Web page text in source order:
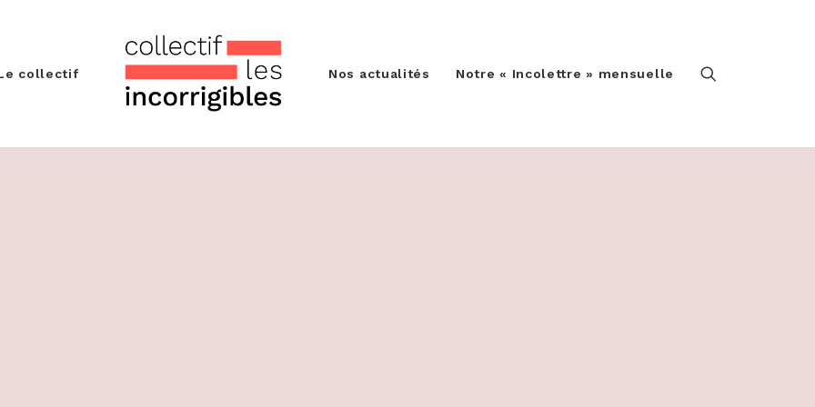
collectif Nos actualités Notre « Incolettre » mensuelle